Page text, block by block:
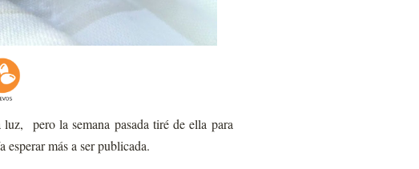
pero la semana pasada tiré de ella para
más a ser publicada.